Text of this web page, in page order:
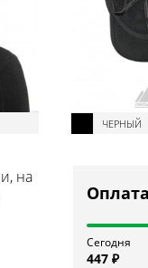
ЧЕРНЫЙ
на
Сегодня
447 ₽